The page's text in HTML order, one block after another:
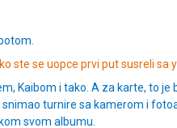
ste se uopce prvi put susreli sa
Kaibom i tako. A za karte, to je
turnire sa kamerom i
svom albumu.